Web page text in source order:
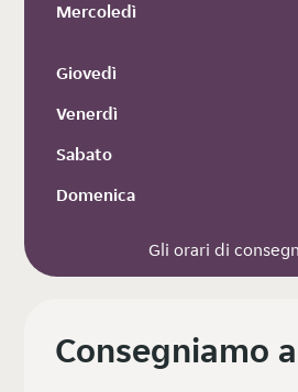
Mercoledì
Giovedì
Venerdì
Sabato
Domenica
Gli orari di
Consegniamo